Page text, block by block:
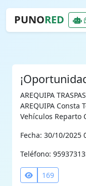
PUNORED
AREQUIPA
AREQUIPA Consta
Vehículos Reparto
Fecha: 30/10/2025
Teléfono:
169